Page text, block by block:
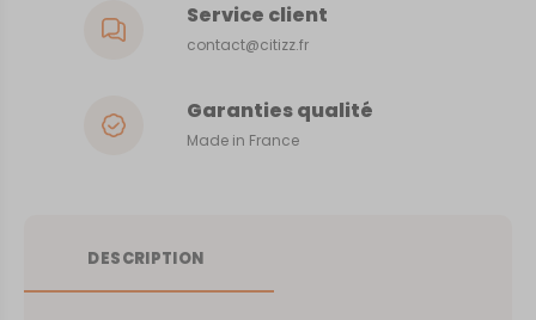
Service client
contact@citizz.fr
Garanties qualité
Made in France
DESCRIPTION